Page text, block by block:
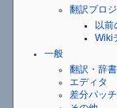
翻訳プロ
以前
Wiki
一般
翻訳・辞書
エディタ
差分パッ